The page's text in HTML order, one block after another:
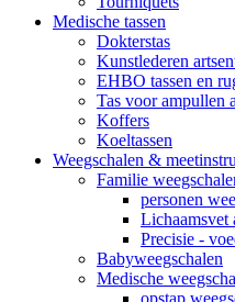
Medische tassen
Dokterstas
Kunstlederen
EHBO tassen en
Tas voor ampullen
Koffers
Koeltassen
Weegschalen &
Familie
personen
Lichaamsvet
Precisie -
Babyweegschalen
Medische
opstap